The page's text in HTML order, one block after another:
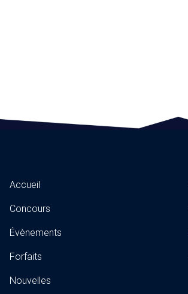
Accueil
Concours
Évènements
Forfaits
Nouvelles